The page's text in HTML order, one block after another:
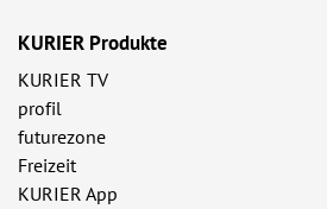
KURIER Produkte
KURIER TV
profil
futurezone
Freizeit
KURIER App